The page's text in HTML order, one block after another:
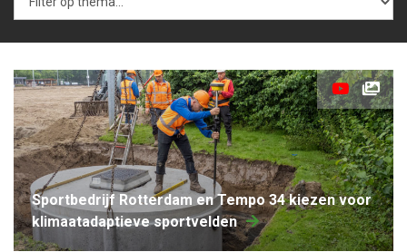
Sportbedrijf Rotterdam en Tempo 34 kiezen voor
klimaatadaptieve sportvelden